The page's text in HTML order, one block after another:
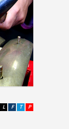
P
T
F
L